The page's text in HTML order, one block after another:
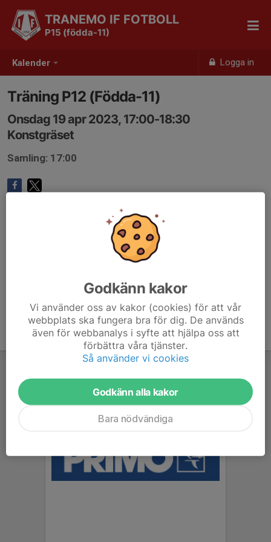
Kalender Logga in
TRANEMO IF FOTBOLL
P15 (födda-11)
Träning P12 (Födda-11)
Onsdag 19 apr 2023, 17:00-18:30
Konstgräset
Samling: 17:00
Godkänn kakor
Vi använder oss av kakor (cookies) för att vår
webbplats ska fungera bra för dig. De används
även för webbanalys i syfte att hjälpa oss att
förbättra våra tjänster.
Så använder vi cookies
Godkänn alla kakor
Bara nödvändiga